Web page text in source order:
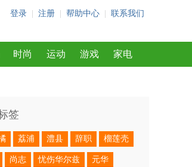
登录 注册 帮助中心 联系我们
时尚 运动 游戏 家电
签
荔浦 澧县 辞职 榴莲壳
尚志 忧伤华尔兹 元华